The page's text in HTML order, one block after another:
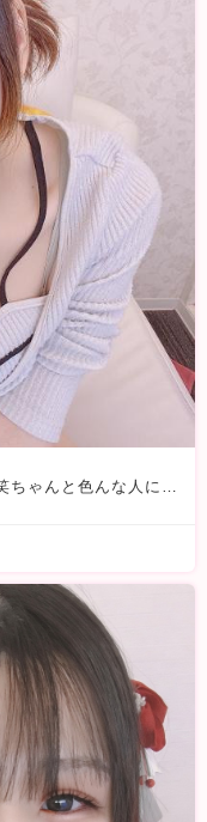
ブログの更新をどんどんサボってました笑ちゃんと色んな人に知ってもらうために毎日しっかりこうしんしようとおもいます！笑今年始まってもう１ヶ月終わるーって思いながらなんも出来てない！って思うのでしっかり決